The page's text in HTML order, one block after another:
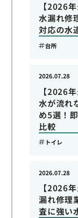
【2026
水漏れ修
対応の水
台所
【2026
水が流れ
め5選！
比較
2026.07.28
トイレ
【2026
漏れ修理
査に強い
2026.07.28